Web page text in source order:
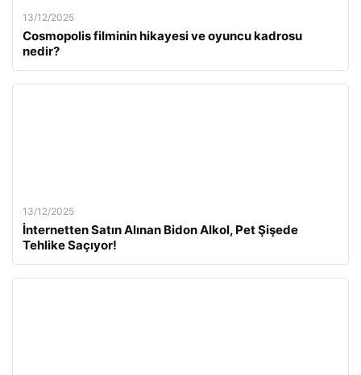
13/12/2025
Cosmopolis filminin hikayesi ve oyuncu kadrosu
nedir?
13/12/2025
İnternetten Satın Alınan Bidon Alkol, Pet Şişede
Tehlike Saçıyor!